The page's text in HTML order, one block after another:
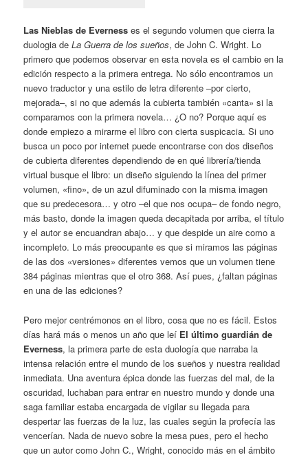
Las Nieblas de Everness es el segundo volumen que cierra la
duologia deLa Guerra de los sueños, de John C. Wright. Lo
primero que podemos observar en esta novela es el cambio en la
edición respecto a la primera entrega. No sólo encontramos un
nuevo traductor y una estilo de letra diferente –por cierto,
mejorada–, si no que además la cubierta también «canta» si la
comparamos con la primera novela… ¿O no? Porque aquí es
donde empiezo a mirarme el libro con cierta suspicacia. Si uno
busca un poco por internet puede encontrarse con dos diseños
de cubierta diferentes dependiendo de en qué librería/tienda
virtual busque el libro: un diseño siguiendo la línea del primer
volumen, «fino», de un azul difuminado con la misma imagen
que su predecesora… y otro –el que nos ocupa– de fondo negro,
más basto, donde la imagen queda decapitada por arriba, el título
y el autor se encuandran abajo… y que despide un aire como a
incompleto. Lo más preocupante es que si miramos las páginas
de las dos «versiones» diferentes vemos que un volumen tiene
384 páginas mientras que el otro 368. Así pues, ¿faltan páginas
en una de las ediciones?
Pero mejor centrémonos en el libro, cosa que no es fácil. Estos
días hará más o menos un año que leí El último guardián de
Everness, la primera parte de esta duología que narraba la
intensa relación entre el mundo de los sueños y nuestra realidad
inmediata. Una aventura épica donde las fuerzas del mal, de la
oscuridad, luchaban para entrar en nuestro mundo y donde una
saga familiar estaba encargada de vigilar su llegada para
despertar las fuerzas de la luz, las cuales según la profecía las
vencerían. Nada de nuevo sobre la mesa pues, pero el hecho
que un autor como John C., Wright, conocido más en el ámbito